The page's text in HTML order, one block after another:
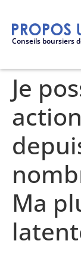
Conseils boursiers
Je
Ma